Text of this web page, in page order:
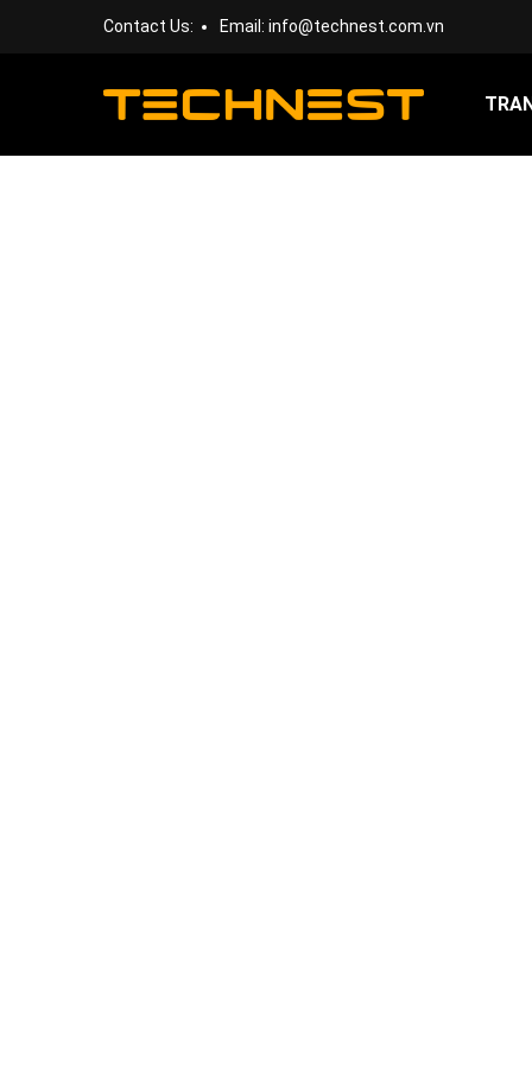
Contact Us: Email: info@technest.com.vn